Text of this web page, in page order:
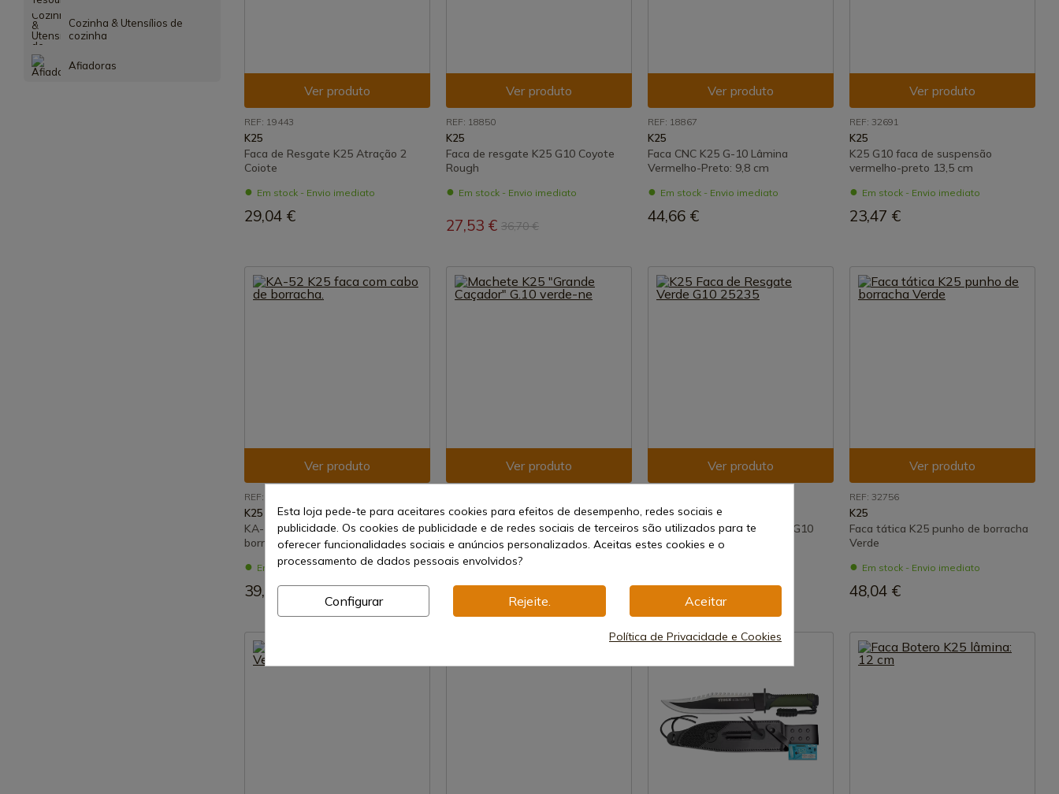
Cozinha & Utensílios de
cozinha
Afiadoras
Ver produto
REF: 19443
K25
Faca de Resgate K25 Atração 2
Coiote
Em stock - Envio imediato
29,04 €
Ver produto
REF: 18850
K25
Faca de resgate K25 G10 Coyote
Rough
Em stock - Envio imediato
27,53 € 36,70 €
Ver produto
REF: 18867
K25
Faca CNC K25 G-10 Lâmina
Vermelho-Preto: 9,8 cm
Em stock - Envio imediato
44,66 €
Ver produto
REF: 32691
K25
K25 G10 faca de suspensão
vermelho-preto 13,5 cm
Em stock - Envio imediato
23,47 €
Ver produto
REF: 32687
K25
KA-52 K25 faca com cabo de
borracha.
Em stock - Envio imediato
39,18 €
Ver produto
K25
Machete K25 "Grande Caçador"
G.10 verde-ne
Em stock - Envio imediato
77,32 €
Ver produto
K25
K25 Faca de Resgate Verde G10
25235
32,67 €
Ver produto
REF: 32756
K25
Faca tática K25 punho de borracha
Verde
Em stock - Envio imediato
48,04 €
Esta loja pede-te para aceitares cookies para efeitos de desempenho, redes sociais e
publicidade. Os cookies de publicidade e de redes sociais de terceiros são utilizados para te
oferecer funcionalidades sociais e anúncios personalizados. Aceitas estes cookies e o
processamento de dados pessoais envolvidos?
Configurar Rejeite. Aceitar
Política de Privacidade e Cookies